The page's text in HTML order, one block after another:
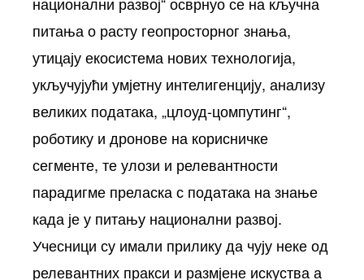
питања о расту геопросторног знања,
утицају екосистема нових технологија,
укључујући умјетну интелигенцију, анализу
великих података, „цлоуд-цомпутинг“,
роботику и дронове на корисничке
сегменте, те улози и релевантности
парадигме преласка с података на знање
када је у питању национални развој.
Учесници су имали прилику да чују неке од
релевантних пракси и размјене искуства а